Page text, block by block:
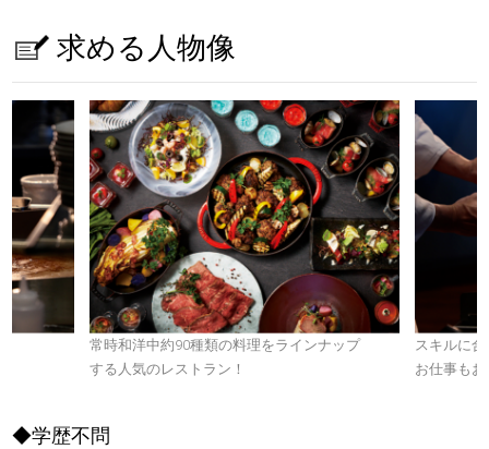
求める人物像
常時和洋中約90種類の料理をラインナップ
する人気のレストラン！
スキルに
お仕事も
◆学歴不問